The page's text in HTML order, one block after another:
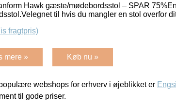
Hawk gæste/mødebordsstol – SPAR
til hvis du mangler en stol overfor
fragtpris)
mere » Køb nu »
webshops for erhverv i øjeblikket er
til gode priser.